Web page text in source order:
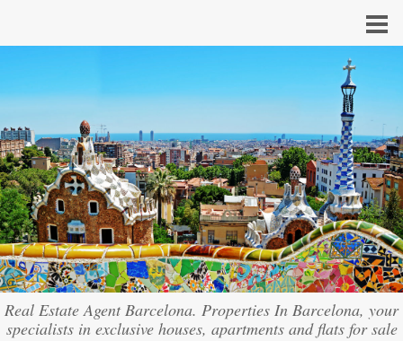
Real Estate Agent Barcelona. Properties In Barcelona, your
specialists in exclusive houses, apartments and flats for sale